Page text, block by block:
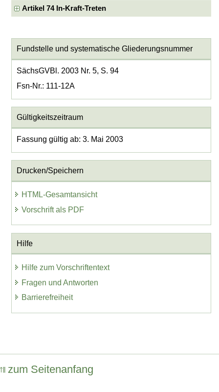
Artikel 74 In-Kraft-Treten
Fundstelle und systematische Gliederungsnummer
SächsGVBl. 2003 Nr. 5, S. 94
Fsn-Nr.: 111-12A
Gültigkeitszeitraum
Fassung gültig ab: 3. Mai 2003
Drucken/Speichern
HTML-Gesamtansicht
Vorschrift als PDF
Hilfe
Hilfe zum Vorschriftentext
Fragen und Antworten
Barrierefreiheit
zum Seitenanfang